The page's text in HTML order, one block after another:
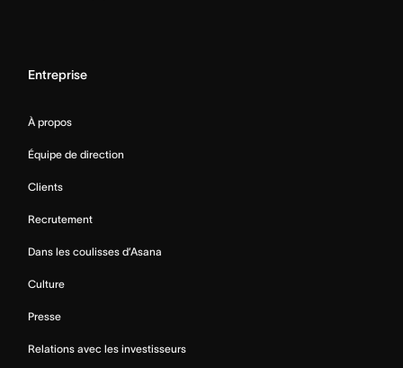
Entreprise
À propos
Équipe de direction
Clients
Recrutement
Dans les coulisses d’Asana
Culture
Presse
Relations avec les investisseurs